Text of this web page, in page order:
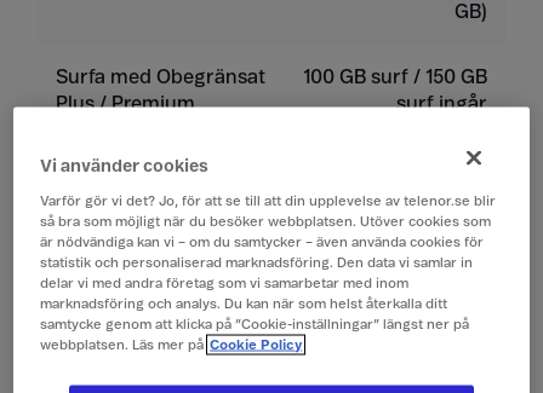
GB)
Surfa med Obegränsat
Plus / Premium
100 GB surf / 150 GB
surf ingår
Ringa 19 kr/min
Ta emot samtal 19 kr/min
Lyssna på röstbrevlåda 19 kr/min
Vi använder cookies
Varför gör vi det? Jo, för att se till att din upplevelse av telenor.se blir
så bra som möjligt när du besöker webbplatsen. Utöver cookies som
är nödvändiga kan vi – om du samtycker – även använda cookies för
statistik och personaliserad marknadsföring. Den data vi samlar in
delar vi med andra företag som vi samarbetar med inom
marknadsföring och analys. Du kan när som helst återkalla ditt
samtycke genom att klicka på ”Cookie-inställningar” längst ner på
webbplatsen. Läs mer på Cookie Policy